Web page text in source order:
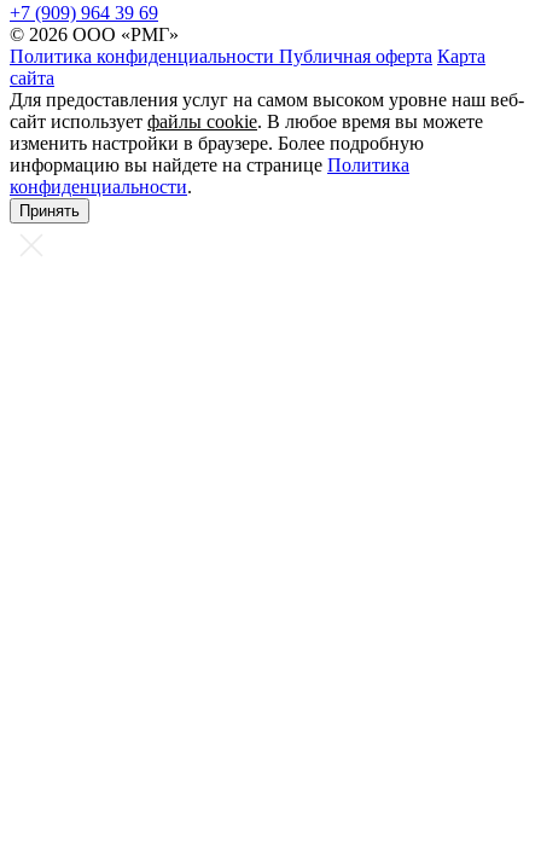
+7 (909) 964 39 69
© 2026 ООО «РМГ»
Политика конфиденциальности Публичная оферта Карта
сайта
Для предоставления услуг на самом высоком уровне наш веб-
сайт использует файлы cookie. В любое время вы можете
изменить настройки в браузере. Более подробную
информацию вы найдете на странице Политика
конфиденциальности.
Принять